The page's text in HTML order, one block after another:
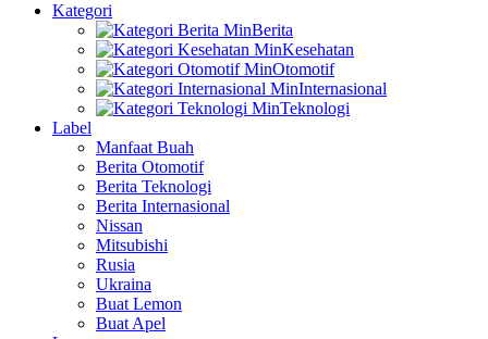
Kategori
Berita
Kesehatan
Otomotif
Internasional
Teknologi
Label
Manfaat Buah
Berita Otomotif
Berita Teknologi
Berita Internasional
Nissan
Mitsubishi
Rusia
Ukraina
Buat Lemon
Buat Apel